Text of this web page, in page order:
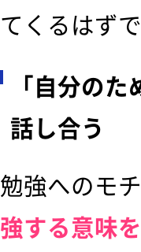
てくるはずで
「自分の
話し合う
勉強へのモ
強する意味